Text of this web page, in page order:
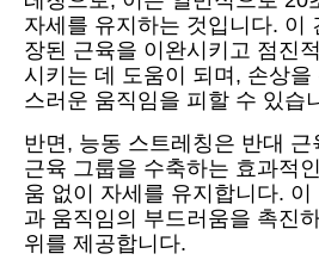
자세를 유지하는 것입니다. 이
장된 근육을 이완시키고 점진
시키는 데 도움이 되며, 손상
스러운 움직임을 피할 수 있습
반면, 능동 스트레칭은 반대
근육 그룹을 수축하는 효과적
움 없이 자세를 유지합니다. 이
과 움직임의 부드러움을 촉진
위를 제공합니다.